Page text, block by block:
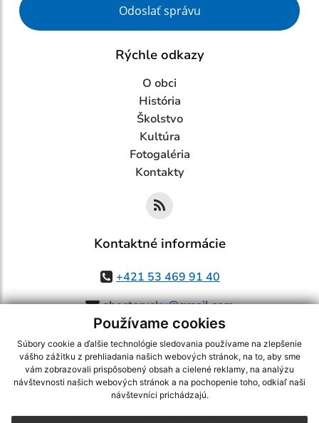
Používame cookies
Súbory cookie a ďalšie technológie sledovania používame na zlepšenie
vášho zážitku z prehliadania našich webových stránok, na to, aby sme
vám zobrazovali prispôsobený obsah a cielené reklamy, na analýzu
návštevnosti našich webových stránok a na pochopenie toho, odkiaľ naši
návštevníci prichádzajú.
Odoslať správu
Rýchle odkazy
O obci
História
Školstvo
Kultúra
Fotogaléria
Kontakty
Kontaktné informácie
+421 53 469 91 40
obectorysky@gmail.com
využite možnosť získavania aktuálnych informácií s využitím RSS
CMS systém (redakčný) systém ECHELON 2,Mapa stránok,web portál
webex.digital, s.r.o.,domény,registrácia domény